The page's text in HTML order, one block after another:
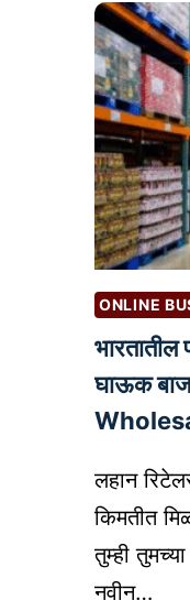
ONLINE
घाऊक
लहान
किमतीत
तुम्ही
नवीन…